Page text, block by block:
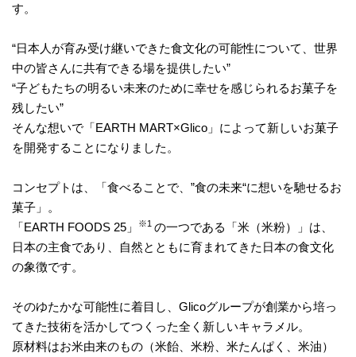
す。
“日本人が育み受け継いできた食文化の可能性について、世界
中の皆さんに共有できる場を提供したい”
“子どもたちの明るい未来のために幸せを感じられるお菓子を
残したい”
そんな想いで「EARTH MART×Glico」によって新しいお菓子
を開発することになりました。
コンセプトは、「食べることで、”食の未来“に想いを馳せるお
菓子」。
「EARTH FOODS 25」
※1 の一つである「米（米粉）」は、
日本の主食であり、自然とともに育まれてきた日本の食文化
の象徴です。
そのゆたかな可能性に着目し、Glicoグループが創業から培っ
てきた技術を活かしてつくった全く新しいキャラメル。
原材料はお米由来のもの（米飴、米粉、米たんぱく、米油）